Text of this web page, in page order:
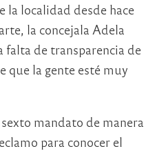
la localidad desde hace
la concejala Adela
falta de transparencia de
que la gente esté muy
mandato de manera
para conocer el